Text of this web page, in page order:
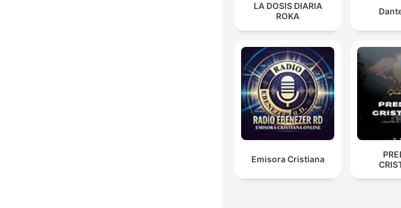
LA DOSIS DIARIA
ROKA
Emisora Cristiana